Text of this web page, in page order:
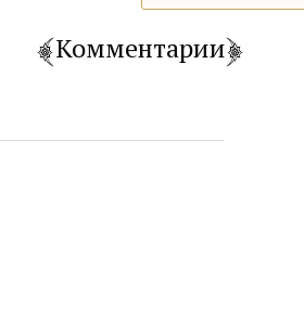
Комментарии